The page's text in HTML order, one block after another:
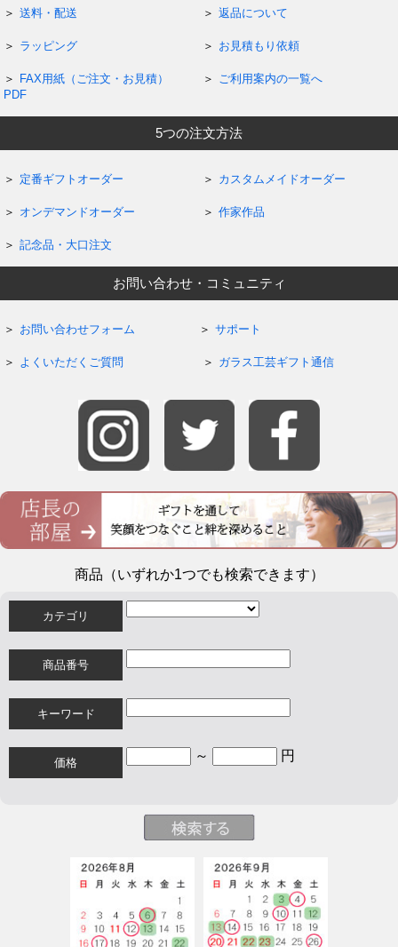
送料・配送 返品について
ラッピング お見積もり依頼
FAX用紙（ご注文・お見積）
PDF
ご利用案内の一覧へ
5つの注文方法
定番ギフトオーダー カスタムメイドオーダー
オンデマンドオーダー 作家作品
記念品・大口注文
お問い合わせ・コミュニティ
お問い合わせフォーム サポート
よくいただくご質問 ガラス工芸ギフト通信
商品（いずれか1つでも検索できます）
カテゴリ
商品番号
キーワード
価格 ～ 円